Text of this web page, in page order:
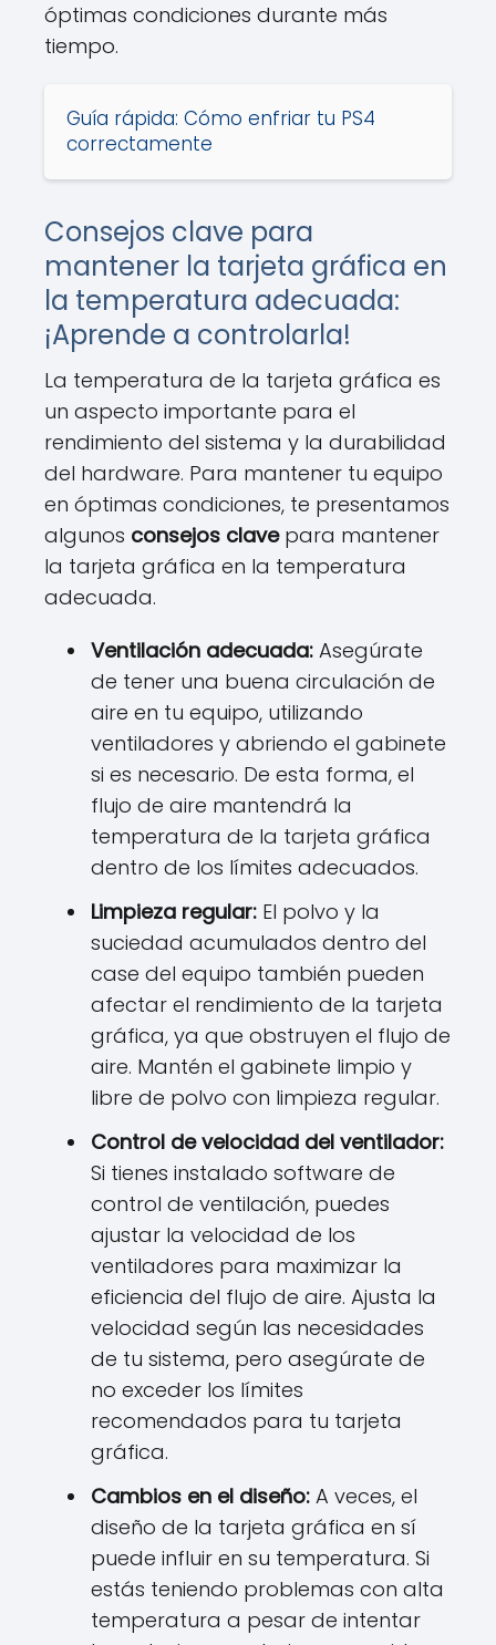
óptimas condiciones durante más
tiempo.
Guía rápida: Cómo enfriar tu PS4
correctamente
Consejos clave para
mantener la tarjeta gráfica en
la temperatura adecuada:
¡Aprende a controlarla!
La temperatura de la tarjeta gráfica es
un aspecto importante para el
rendimiento del sistema y la durabilidad
del hardware. Para mantener tu equipo
en óptimas condiciones, te presentamos
algunos consejos clavepara mantener
la tarjeta gráfica en la temperatura
adecuada.
Ventilación adecuada: Asegúrate
de tener una buena circulación de
aire en tu equipo, utilizando
ventiladores y abriendo el gabinete
si es necesario. De esta forma, el
flujo de aire mantendrá la
temperatura de la tarjeta gráfica
dentro de los límites adecuados.
Limpieza regular: El polvo y la
suciedad acumulados dentro del
case del equipo también pueden
afectar el rendimiento de la tarjeta
gráfica, ya que obstruyen el flujo de
aire. Mantén el gabinete limpio y
libre de polvo con limpieza regular.
Control de velocidad del ventilador:
Si tienes instalado software de
control de ventilación, puedes
ajustar la velocidad de los
ventiladores para maximizar la
eficiencia del flujo de aire. Ajusta la
velocidad según las necesidades
de tu sistema, pero asegúrate de
no exceder los límites
recomendados para tu tarjeta
gráfica.
Cambios en el diseño: A veces, el
diseño de la tarjeta gráfica en sí
puede influir en su temperatura. Si
estás teniendo problemas con alta
temperatura a pesar de intentar